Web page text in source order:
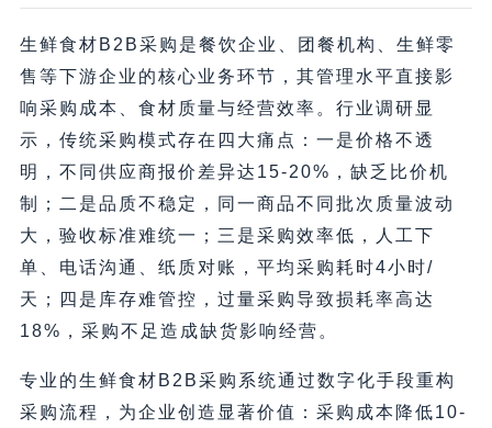
生鲜食材B2B采购是餐饮企业、团餐机构、生鲜零
售等下游企业的核心业务环节，其管理水平直接影
响采购成本、食材质量与经营效率。行业调研显
示，传统采购模式存在四大痛点：一是价格不透
明，不同供应商报价差异达15-20%，缺乏比价机
制；二是品质不稳定，同一商品不同批次质量波动
大，验收标准难统一；三是采购效率低，人工下
单、电话沟通、纸质对账，平均采购耗时4小时/
天；四是库存难管控，过量采购导致损耗率高达
18%，采购不足造成缺货影响经营。
专业的生鲜食材B2B采购系统通过数字化手段重构
采购流程，为企业创造显著价值：采购成本降低10-